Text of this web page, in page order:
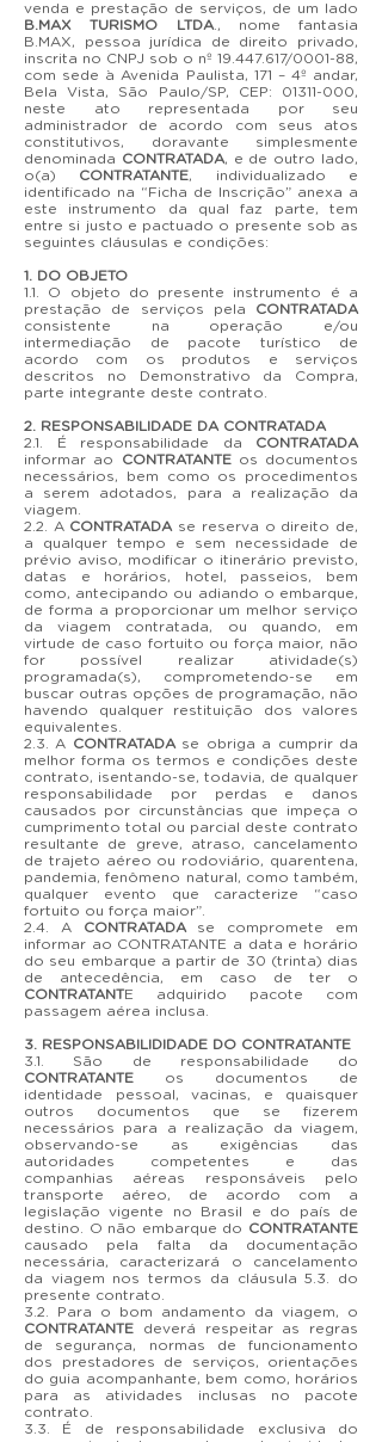
venda e prestação de serviços, de um lado
B.MAX TURISMO LTDA., nome fantasia
B.MAX, pessoa jurídica de direito privado,
inscrita no CNPJ sob o nº 19.447.617/0001-88,
com sede à Avenida Paulista, 171 – 4º andar,
Bela Vista, São Paulo/SP, CEP: 01311-000,
neste ato representada por seu
administrador de acordo com seus atos
constitutivos, doravante simplesmente
denominada CONTRATADA, e de outro lado,
o(a) CONTRATANTE, individualizado e
identificado na “Ficha de Inscrição” anexa a
este instrumento da qual faz parte, tem
entre si justo e pactuado o presente sob as
seguintes cláusulas e condições:
1. DO OBJETO
1.1. O objeto do presente instrumento é a
prestação de serviços pela CONTRATADA
consistente na operação e/ou
intermediação de pacote turístico de
acordo com os produtos e serviços
descritos no Demonstrativo da Compra,
parte integrante deste contrato.
2. RESPONSABILIDADE DA CONTRATADA
2.1. É responsabilidade da CONTRATADA
informar ao
CONTRATANTEos documentos
necessários, bem como os procedimentos
a serem adotados, para a realização da
viagem.
2.2. A CONTRATADA se reserva o direito de,
a qualquer tempo e sem necessidade de
prévio aviso, modificar o itinerário previsto,
datas e horários, hotel, passeios, bem
como, antecipando ou adiando o embarque,
de forma a proporcionar um melhor serviço
da viagem contratada, ou quando, em
virtude de caso fortuito ou força maior, não
for possível realizar atividade(s)
programada(s), comprometendo-se em
buscar outras opções de programação, não
havendo qualquer restituição dos valores
equivalentes.
2.3. A CONTRATADAse obriga a cumprir da
melhor forma os termos e condições deste
contrato, isentando-se, todavia, de qualquer
responsabilidade por perdas e danos
causados por circunstâncias que impeça o
cumprimento total ou parcial deste contrato
resultante de greve, atraso, cancelamento
de trajeto aéreo ou rodoviário, quarentena,
pandemia, fenômeno natural, como também,
qualquer evento que caracterize “caso
fortuito ou força maior”.
2.4. A
CONTRATADAse compromete em
informar ao CONTRATANTE a data e horário
do seu embarque a partir de 30 (trinta) dias
de antecedência, em caso de ter o
CONTRATANTE adquirido pacote com
passagem aérea inclusa.
3. RESPONSABILIDIDADE DO CONTRATANTE
3.1. São de responsabilidade do
CONTRATANTE os documentos de
identidade pessoal, vacinas, e quaisquer
outros documentos que se fizerem
necessários para a realização da viagem,
observando-se as exigências das
autoridades competentes e das
companhias aéreas responsáveis pelo
transporte aéreo, de acordo com a
legislação vigente no Brasil e do país de
destino. O não embarque do CONTRATANTE
causado pela falta da documentação
necessária, caracterizará o cancelamento
da viagem nos termos da cláusula 5.3. do
presente contrato.
3.2. Para o bom andamento da viagem, o
CONTRATANTE deverá respeitar as regras
de segurança, normas de funcionamento
dos prestadores de serviços, orientações
do guia acompanhante, bem como, horários
para as atividades inclusas no pacote
contrato.
3.3. É de responsabilidade exclusiva do